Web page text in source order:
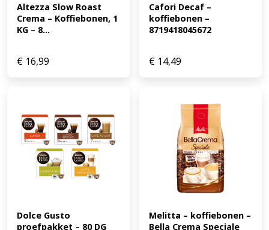
Altezza Slow Roast
Crema – Koffiebonen, 1
KG – 8...
€ 16,99
Cafori Decaf –
koffiebonen –
8719418045672
€ 14,49
Dolce Gusto
proefpakket – 80 DG
Melitta – koffiebonen –
Bella Crema Speciale